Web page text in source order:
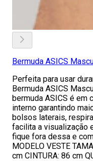
Bermuda ASICS
Perfeita para usar
Bermuda ASICS
bermuda ASICS é em
interno garantindo
bolsos laterais,
facilita a visualização
fique fora dessa e
MODELO VESTE
cm CINTURA: 86 cm